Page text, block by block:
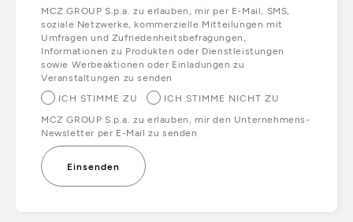
MCZ GROUP S.p.a. zu erlauben, mir per E-Mail, SMS,
soziale Netzwerke, kommerzielle Mitteilungen mit
Umfragen und Zufriedenheitsbefragungen,
Informationen zu Produkten oder Dienstleistungen
sowie Werbeaktionen oder Einladungen zu
Veranstaltungen zu senden
ICH STIMME ZU
ICH STIMME NICHT ZU
MCZ GROUP S.p.a. zu erlauben, mir den Unternehmens-
Newsletter per E-Mail zu senden